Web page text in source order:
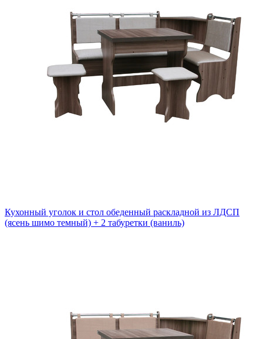
Кухонный уголок и стол обеденный раскладной из ЛДСП
(ясень шимо темный) + 2 табуретки (ваниль)